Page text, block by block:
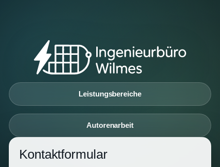
Leistungsbereiche
Autorenarbeit
Kontaktformular